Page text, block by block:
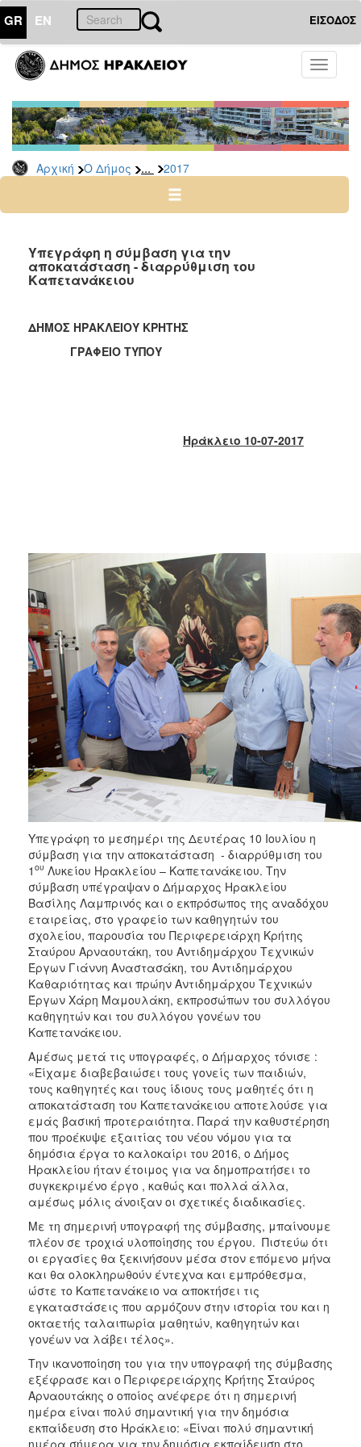
GR EN ΕΙΣΟΔΟΣ
Toggle
Αρχική Ο Δήμος ... 2017
ΔΗΜΟΣ
Δελτία
Τύπου
Αρχείο
2026
2024
2022
2021
2006
ΤΟΠΟΣ
ΠΟΛΙΤΙΣΜΟΣ
ΑΝΘΕΚΤΙΚΗ
ΠΟΛΗ
Υπεγράφη η σύμβαση για την
αποκατάσταση - διαρρύθμιση του
Καπετανάκειου
ΔΗΜΟΣ ΗΡΑΚΛΕΙΟΥ ΚΡΗΤΗΣ
ΓΡΑΦΕΙΟ ΤΥΠΟΥ
Ηράκλειο 10-07-2017
Υπεγράφη το μεσημέρι της Δευτέρας 10 Ιουλίου η
σύμβαση για την αποκατάσταση - διαρρύθμιση του
1 ου Λυκείου Ηρακλείου – Καπετανάκειου. Την
σύμβαση υπέγραψαν ο Δήμαρχος Ηρακλείου
Βασίλης Λαμπρινός και ο εκπρόσωπος της αναδόχου
εταιρείας, στο γραφείο των καθηγητών του
σχολείου, παρουσία του Περιφερειάρχη Κρήτης
Σταύρου Αρναουτάκη, του Αντιδημάρχου Τεχνικών
Έργων Γιάννη Αναστασάκη, του Αντιδημάρχου
Καθαριότητας και πρώην Αντιδημάρχου Τεχνικών
Έργων Χάρη Μαμουλάκη, εκπροσώπων του συλλόγου
καθηγητών και του συλλόγου γονέων του
Καπετανάκειου.
Αμέσως μετά τις υπογραφές, ο Δήμαρχος τόνισε :
«Είχαμε διαβεβαιώσει τους γονείς των παιδιών,
τους καθηγητές και τους ίδιους τους μαθητές ότι η
αποκατάσταση του Καπετανάκειου αποτελούσε για
εμάς βασική προτεραιότητα. Παρά την καθυστέρηση
που προέκυψε εξαιτίας του νέου νόμου για τα
δημόσια έργα το καλοκαίρι του 2016, ο Δήμος
Ηρακλείου ήταν έτοιμος για να δημοπρατήσει το
συγκεκριμένο έργο , καθώς και πολλά άλλα,
αμέσως μόλις άνοιξαν οι σχετικές διαδικασίες.
Με τη σημερινή υπογραφή της σύμβασης, μπαίνουμε
πλέον σε τροχιά υλοποίησης του έργου. Πιστεύω ότι
οι εργασίες θα ξεκινήσουν μέσα στον επόμενο μήνα
και θα ολοκληρωθούν έντεχνα και εμπρόθεσμα,
ώστε το Καπετανάκειο να αποκτήσει τις
εγκαταστάσεις που αρμόζουν στην ιστορία του και η
οκταετής ταλαιπωρία μαθητών, καθηγητών και
γονέων να λάβει τέλος».
Την ικανοποίηση του για την υπογραφή της σύμβασης
εξέφρασε και ο Περιφερειάρχης Κρήτης Σταύρος
Αρναουτάκης ο οποίος ανέφερε ότι η σημερινή
ημέρα είναι πολύ σημαντική για την δημόσια
εκπαίδευση στο Ηράκλειο: «Είναι πολύ σημαντική
ημέρα σήμερα για την δημόσια εκπαίδευση στο